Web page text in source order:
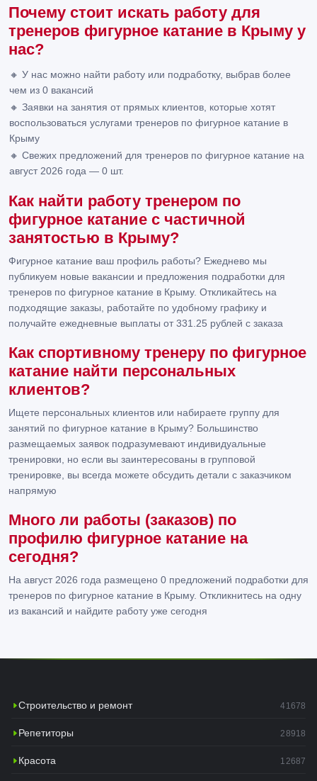
Почему стоит искать работу для
тренеров фигурное катание в Крыму у
нас?
🔸 У нас можно найти работу или подработку, выбрав более
чем из 0 вакансий
🔸 Заявки на занятия от прямых клиентов, которые хотят
воспользоваться услугами тренеров по фигурное катание в
Крыму
🔸 Свежих предложений для тренеров по фигурное катание на
август 2026 года — 0 шт.
Как найти работу тренером по
фигурное катание с частичной
занятостью в Крыму?
Фигурное катание ваш профиль работы? Ежеднево мы
публикуем новые вакансии и предложения подработки для
тренеров по фигурное катание в Крыму. Откликайтесь на
подходящие заказы, работайте по удобному графику и
получайте ежедневные выплаты от 331.25 рублей с заказа
Как спортивному тренеру по фигурное
катание найти персональных
клиентов?
Ищете персональных клиентов или набираете группу для
занятий по фигурное катание в Крыму? Большинство
размещаемых заявок подразумевают индивидуальные
тренировки, но если вы заинтересованы в групповой
тренировке, вы всегда можете обсудить детали с заказчиком
напрямую
Много ли работы (заказов) по
профилю фигурное катание на
сегодня?
На август 2026 года размещено 0 предложений подработки для
тренеров по фигурное катание в Крыму. Откликнитесь на одну
из вакансий и найдите работу уже сегодня
Строительство и ремонт 41678
Репетиторы 28918
Красота 12687